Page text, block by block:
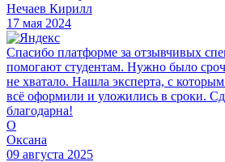
Нечаев Кирилл
17 мая 2024
Спасибо платформе за отзывчивых
помогают студентам. Нужно было
не хватало. Нашла эксперта, с
всё оформили и уложились в сроки.
благодарна!
О
Оксана
09 августа 2025